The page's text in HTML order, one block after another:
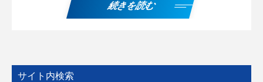
続きを読む
サイト内検索